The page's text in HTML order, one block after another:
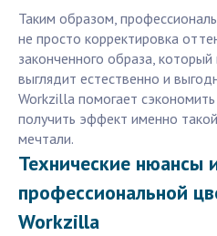
Таким образом,
не просто корректировка
законченного образа,
выглядит естественно и
Workzilla помогает
получить эффект именно
мечтали.
Технические нюансы
профессиональной
Workzilla